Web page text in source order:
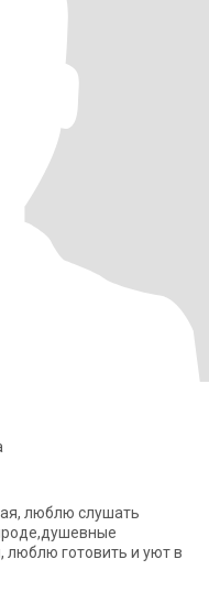
люблю слушать
люблю готовить и уют в